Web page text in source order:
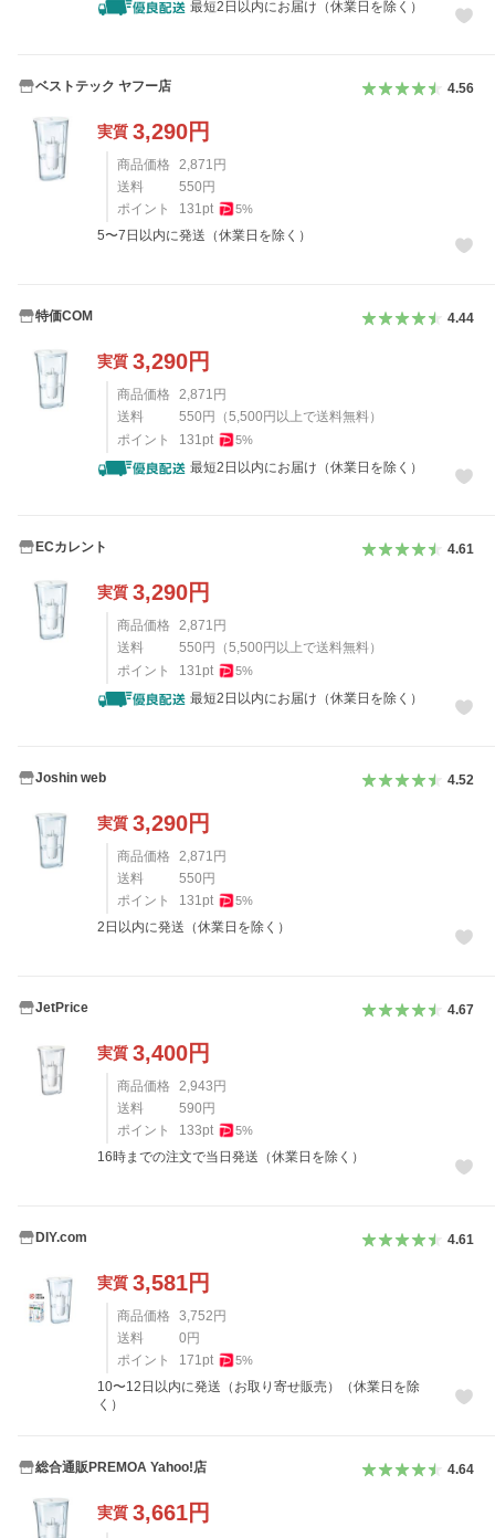
最短2日以内にお届け（休業日を除く）
ベストテック ヤフー店 4.56
実質 3,290円
商品価格 2,871 円
送料
550 円
ポイント
131pt 5%
5〜7日以内に発送（休業日を除く）
特価COM 4.44
実質 3,290円
商品価格 2,871 円
送料
550 円 （5,500 円以上で送料無料）
ポイント
131pt 5%
最短2日以内にお届け（休業日を除く）
ECカレント 4.61
実質 3,290円
商品価格 2,871 円
送料
550 円 （5,500 円以上で送料無料）
ポイント
131pt 5%
最短2日以内にお届け（休業日を除く）
Joshin web 4.52
実質 3,290円
商品価格 2,871 円
送料
550 円
ポイント
131pt 5%
2日以内に発送（休業日を除く）
JetPrice 4.67
実質 3,400円
商品価格 2,943 円
送料
590 円
ポイント
133pt 5%
16時までの注文で当日発送（休業日を除く）
DIY.com 4.61
実質 3,581円
商品価格 3,752 円
送料
0 円
ポイント
171pt 5%
10〜12日以内に発送（お取り寄せ販売）（休業日を除
く）
総合通販PREMOA Yahoo!店 4.64
実質 3,661円